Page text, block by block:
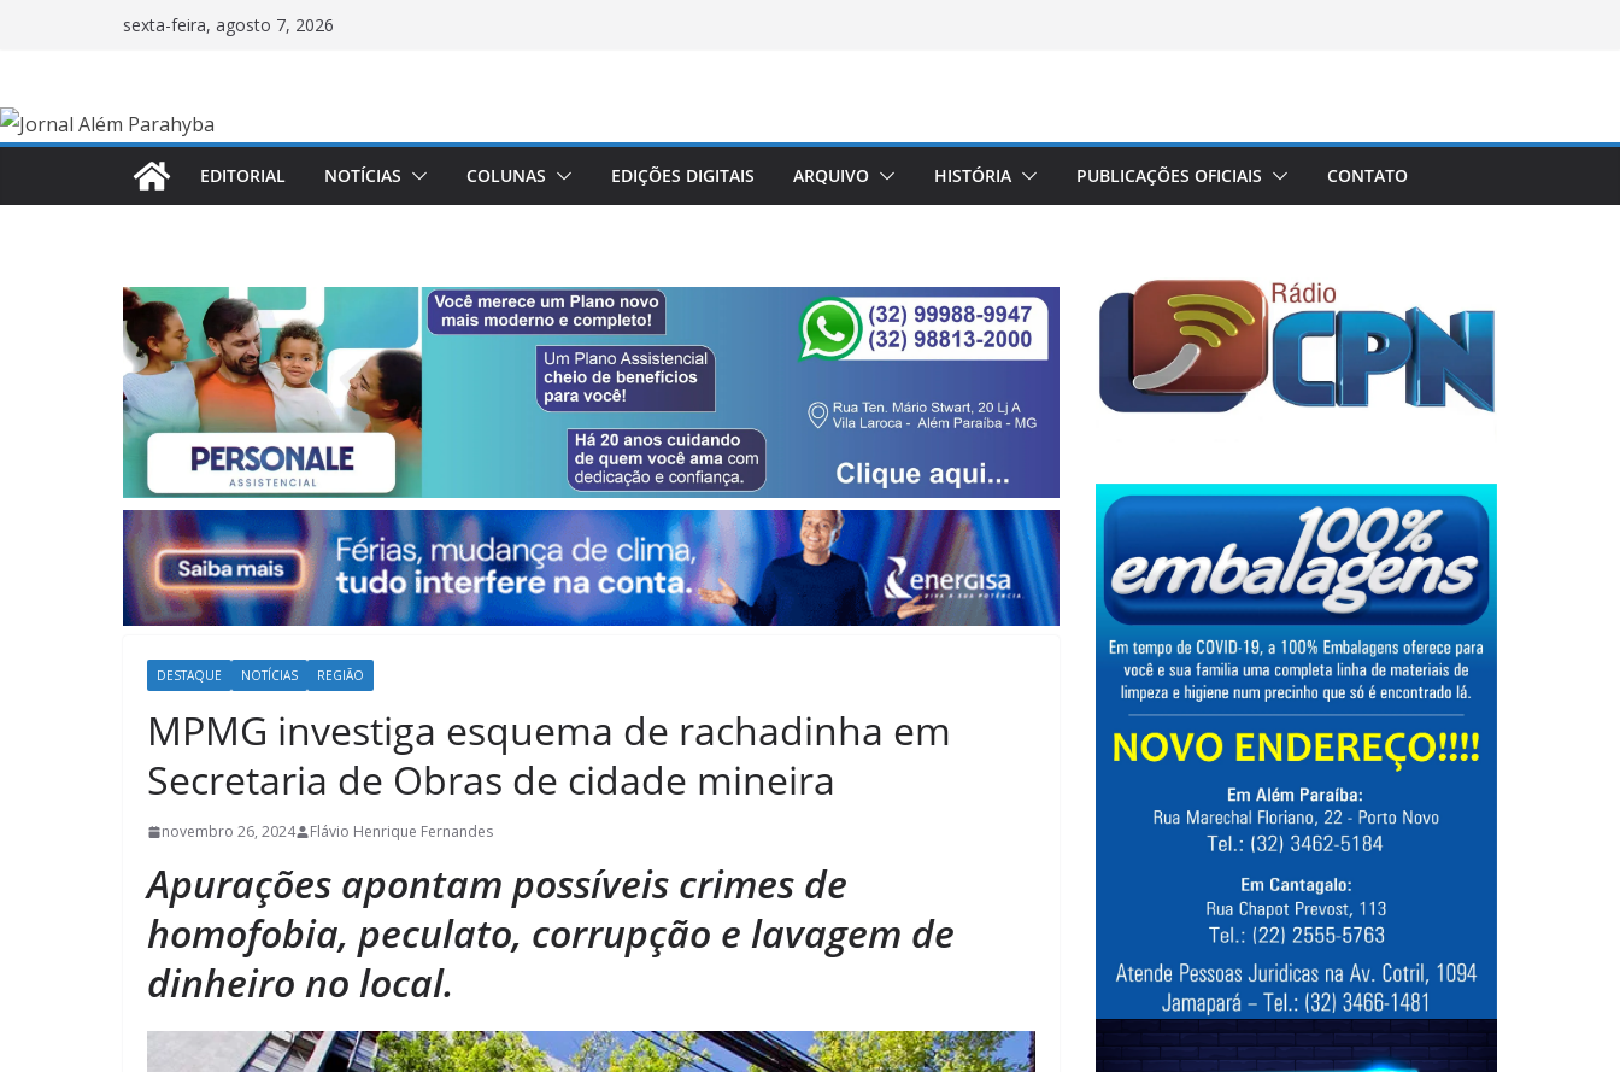
conteúdo
sexta-feira, agosto 7, 2026
EDITORIAL NOTÍCIAS COLUNAS EDIÇÕES DIGITAIS ARQUIVO HISTÓRIA PUBLICAÇÕES OFICIAIS CONTATO
DESTAQUE NOTÍCIAS REGIÃO
MPMG investiga esquema de rachadinha em
Secretaria de Obras de cidade mineira
novembro 26, 2024 Flávio Henrique Fernandes
Apurações apontam possíveis crimes de
homofobia, peculato, corrupção e lavagem de
dinheiro no local.